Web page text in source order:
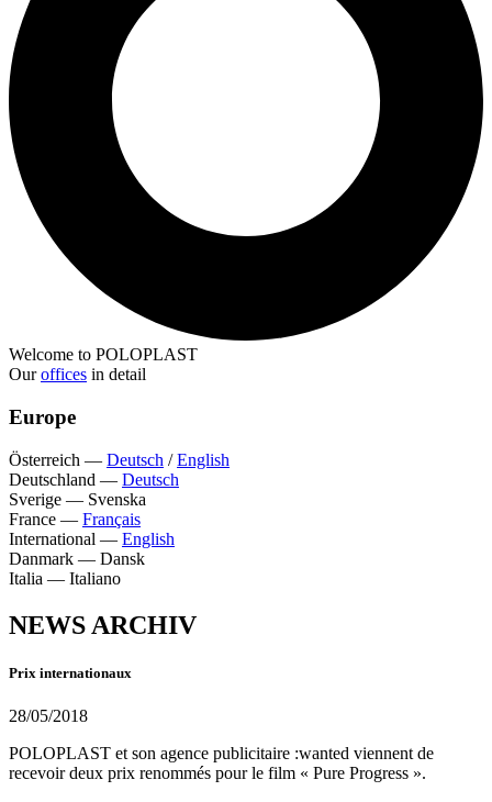
Welcome to POLOPLAST
Ouroffices in detail
Europe
Österreich — Deutsch /English
Deutschland — Deutsch
Sverige — Svenska
France — Français
International — English
Danmark — Dansk
Italia — Italiano
NEWS ARCHIV
Prix internationaux
28/05/2018
POLOPLAST et son agence publicitaire :wanted viennent de
recevoir deux prix renommés pour le film « Pure Progress ».